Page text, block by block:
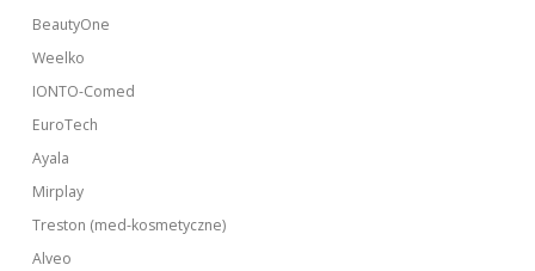
BeautyOne
Weelko
IONTO-Comed
EuroTech
Ayala
Mirplay
Treston (med-kosmetyczne)
Alveo